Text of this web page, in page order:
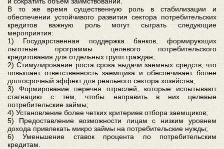
В то же время существенную роль в стабилизации и
обеспечении устойчивого развития сектора потребительских
кредитов важную роль могут сыграть следующие
мероприятия:
1) Государственная поддержка банков, формирующих
льготные программы целевого потребительского
кредитования для отдельных групп граждан;
2) Стимулирование роста срока выдачи заемных средств, что
повышает ответственность заемщика и обеспечивает более
долгосрочный эффект для реального сектора хозяйства;
3) Формирование перечня отраслей, которые испытывают
стагнацию с тем, чтобы направить в них целевые
потребительские займы;
4) Установление более четких критериев отбора заемщиков;
5) Предоставление возможности лицам с низким уровнем
дохода привлекать микро займы на потребительские нужды;
6) Уменьшение ставок процента по потребительским
кредитам.